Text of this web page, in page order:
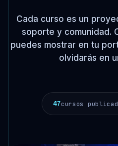
Cada curso es un
soporte y comunidad.
puedes mostrar en tu
olvidarás en
47cursos